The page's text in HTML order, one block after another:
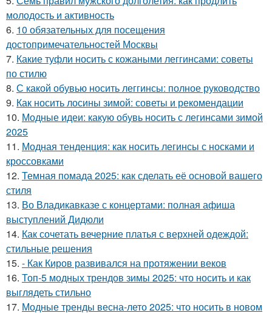
молодость и активность
6. 10 обязательных для посещения
достопримечательностей Москвы
7. Какие туфли носить с кожаными леггинсами: советы
по стилю
8. С какой обувью носить леггинсы: полное руководство
9. Как носить лосины зимой: советы и рекомендации
10. Модные идеи: какую обувь носить с легинсами зимой
2025
11. Модная тенденция: как носить легинсы с носками и
кроссовками
12. Темная помада 2025: как сделать её основой вашего
стиля
13. Во Владикавказе с концертами: полная афиша
выступлений Дидюли
14. Как сочетать вечерние платья с верхней одеждой:
стильные решения
15. - Как Киров развивался на протяжении веков
16. Топ-5 модных трендов зимы 2025: что носить и как
выглядеть стильно
17. Модные тренды весна-лето 2025: что носить в новом